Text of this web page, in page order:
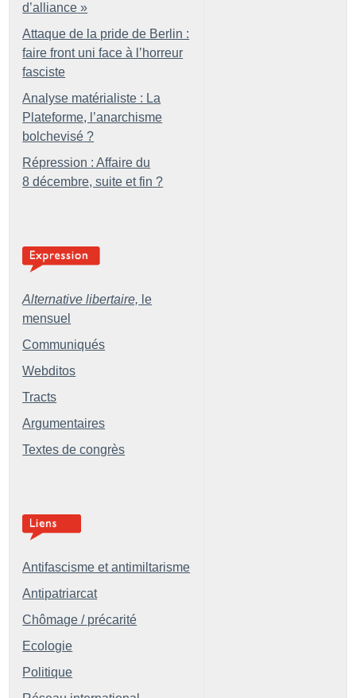
d’alliance »
Attaque de la pride de Berlin :
faire front uni face à l’horreur
fasciste
Analyse matérialiste : La
Plateforme, l’anarchisme
bolchevisé ?
Répression : Affaire du
8 décembre, suite et fin ?
Alternative libertaire, le
mensuel
Communiqués
Webditos
Tracts
Argumentaires
Textes de congrès
Antifascisme et antimiltarisme
Antipatriarcat
Chômage / précarité
Ecologie
Politique